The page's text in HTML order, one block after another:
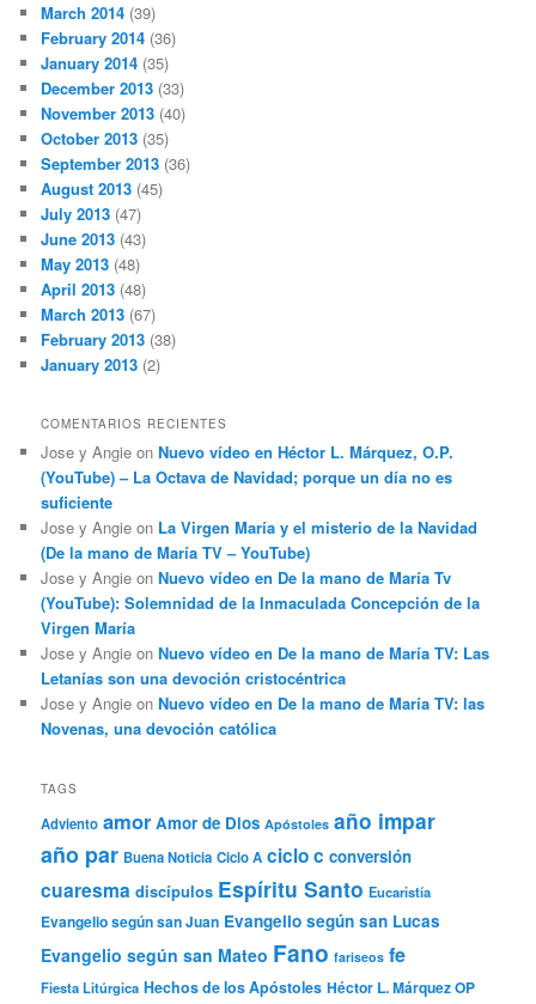
March 2014 (39)
February 2014 (36)
January 2014 (35)
December 2013 (33)
November 2013 (40)
October 2013 (35)
September 2013 (36)
August 2013 (45)
July 2013 (47)
June 2013 (43)
May 2013 (48)
April 2013 (48)
March 2013 (67)
February 2013 (38)
January 2013 (2)
COMENTARIOS RECIENTES
Jose y Angie onNuevo vídeo en Héctor L. Márquez, O.P.
(YouTube) – La Octava de Navidad; porque un día no es
suficiente
Jose y Angie on La Virgen María y el misterio de la Navidad
(De la mano de María TV – YouTube)
Jose y Angie onNuevo vídeo en De la mano de María Tv
(YouTube): Solemnidad de la Inmaculada Concepción de la
Virgen María
Jose y Angie onNuevo vídeo en De la mano de María TV: Las
Letanías son una devoción cristocéntrica
Jose y Angie onNuevo vídeo en De la mano de María TV: las
Novenas, una devoción católica
TAGS
Adviento amor Amor de Dios Apóstoles año impar
año par Buena Noticia Ciclo A ciclo c conversión
cuaresma discípulos Espíritu Santo Eucaristía
Evangelio según san Juan Evangelio según san Lucas
Evangelio según san Mateo Fano fariseos fe
Fiesta Litúrgica Hechos de los Apóstoles Héctor L. Márquez OP